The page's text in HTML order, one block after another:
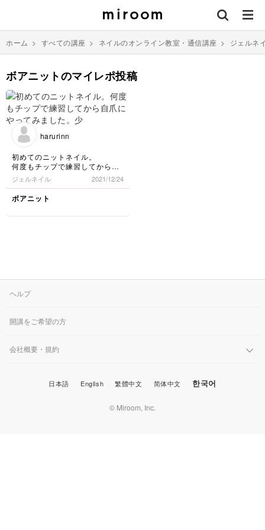
ホーム > すべての講座 > ネイルのオンライン教室・通信講座 > ジェルネ
ボアニットのマイレポ投稿
harurinn
初めてのニットネイル。
何度もチップで練習してから自
爪にやってみました。少し失敗
のところもあるけど、可愛くで
きたと思います。
先生の説明が丁寧でわかりやす
ジェルネイル 2021/12/24
ボアニット
ヘルプ
開講をご希望の方
会社概要・規約
日本語 English 繁體中文 简体中文 한국어
© Miroom, Inc.